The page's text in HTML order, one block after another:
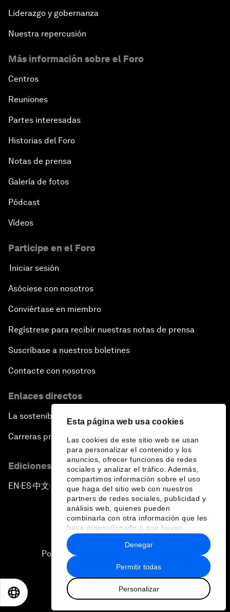
Esta página web usa cookies
Las cookies de este sitio web se usan
para personalizar el contenido y los
anuncios, ofrecer funciones de redes
sociales y analizar el tráfico. Además,
compartimos información sobre el uso
que haga del sitio web con nuestros
partners de redes sociales, publicidad y
análisis web, quienes pueden
combinarla con otra información que les
haya proporcionado o que hayan
recopilado a partir del uso que haya
hecho de sus servicios.
Permitir todas
Personalizar
Denegar
Liderazgo y gobernanza
Nuestra repercusión
Más información sobre el Foro
Centros
Reuniones
Partes interesadas
Historias del Foro
Notas de prensa
Galería de fotos
Pódcast
Vídeos
Participe en el Foro
Iniciar sesión
Asóciese con nosotros
Conviértase en miembro
Regístrese para recibir nuestras notas de prensa
Suscríbase a nuestros boletines
Contacte con nosotros
Enlaces directos
La sostenibilidad en el Foro
Carreras profesionales
Ediciones en otros idiomas
EN ▪ES▪中文▪ 日本語
Política de privacidad y normas de uso
Sitemap
2026 Foro Económico Mundial